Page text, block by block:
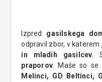
Izpred gasilskega
odpravil zbor, v katerem
in mladih gasilcev.
praporov. Maše so se
Melinci, GD Beltinci,